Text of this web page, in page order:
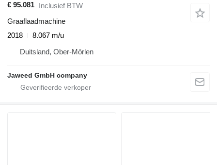
€ 95.081 Inclusief BTW
Graaflaadmachine
2018
8.067 m/u
Duitsland, Ober-Mörlen
Jaweed GmbH company